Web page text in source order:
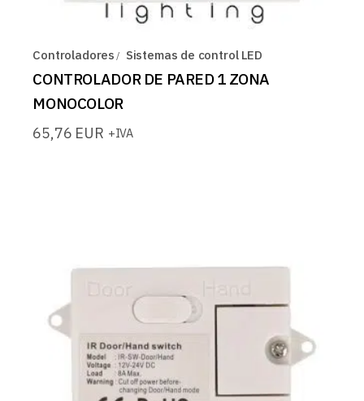
Controladores Sistemas de control LED
CONTROLADOR DE PARED 1 ZONA
MONOCOLOR
65,76 EUR +IVA